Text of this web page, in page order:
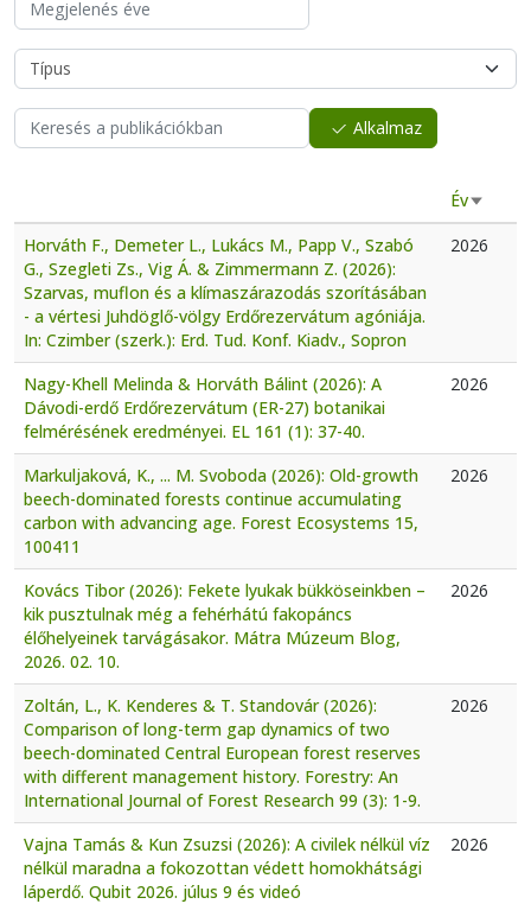
Alkalmaz
Év
Horváth F., Demeter L., Lukács M., Papp V., Szabó
G., Szegleti Zs., Vig Á. & Zimmermann Z. (2026):
Szarvas, muflon és a klímaszárazodás szorításában
- a vértesi Juhdöglő-völgy Erdőrezervátum agóniája.
In: Czimber (szerk.): Erd. Tud. Konf. Kiadv., Sopron
2026
Nagy-Khell Melinda & Horváth Bálint (2026): A
Dávodi-erdő Erdőrezervátum (ER-27) botanikai
felmérésének eredményei. EL 161 (1): 37-40.
2026
Markuljaková, K., ... M. Svoboda (2026): Old-growth
beech-dominated forests continue accumulating
carbon with advancing age. Forest Ecosystems 15,
100411
2026
Kovács Tibor (2026): Fekete lyukak bükköseinkben –
kik pusztulnak még a fehérhátú fakopáncs
élőhelyeinek tarvágásakor. Mátra Múzeum Blog,
2026. 02. 10.
2026
Zoltán, L., K. Kenderes & T. Standovár (2026):
Comparison of long-term gap dynamics of two
beech-dominated Central European forest reserves
with different management history. Forestry: An
International Journal of Forest Research 99 (3): 1-9.
2026
Vajna Tamás & Kun Zsuzsi (2026): A civilek nélkül víz
nélkül maradna a fokozottan védett homokhátsági
láperdő. Qubit 2026. júlus 9 és videó
2026